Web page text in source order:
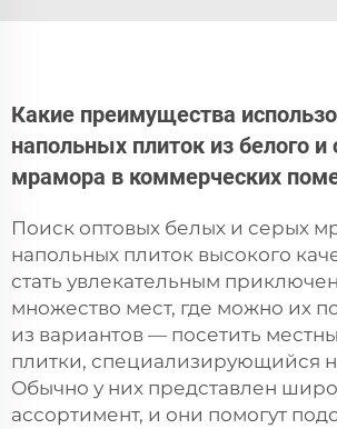
Какие преимущества
напольных плиток из белого и
мрамора в коммерческих
Поиск оптовых белых и серых
напольных плиток высокого
стать увлекательным
множество мест, где можно их
из вариантов — посетить
плитки, специализирующийся
Обычно у них представлен
ассортимент, и они помогут